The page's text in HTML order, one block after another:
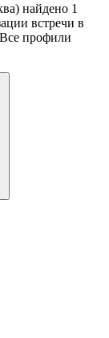
найдено 1
встречи в
Все профили